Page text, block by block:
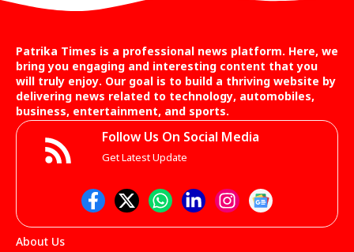
Patrika Times is a professional news platform. Here, we
bring you engaging and interesting content that you
will truly enjoy. Our goal is to build a thriving website by
delivering news related to technology, automobiles,
business, entertainment, and sports.
Follow Us On Social Media
Get Latest Update
About Us